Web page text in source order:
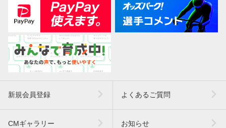
新規会員登録 よくあるご質問
CMギャラリー お知らせ